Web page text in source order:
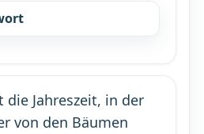
die Jahreszeit, in der
von den Bäumen